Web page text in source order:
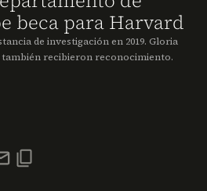
beca para Harvard
de investigación en 2019. Gloria
recibieron reconocimiento.